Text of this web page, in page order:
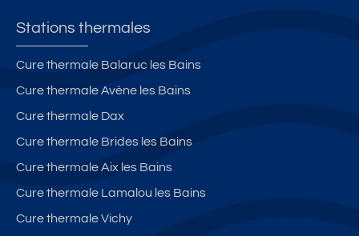
Stations thermales
Cure thermale Balaruc les Bains
Cure thermale Avène les Bains
Cure thermale Dax
Cure thermale Brides les Bains
Cure thermale Aix les Bains
Cure thermale Lamalou les Bains
Cure thermale Vichy